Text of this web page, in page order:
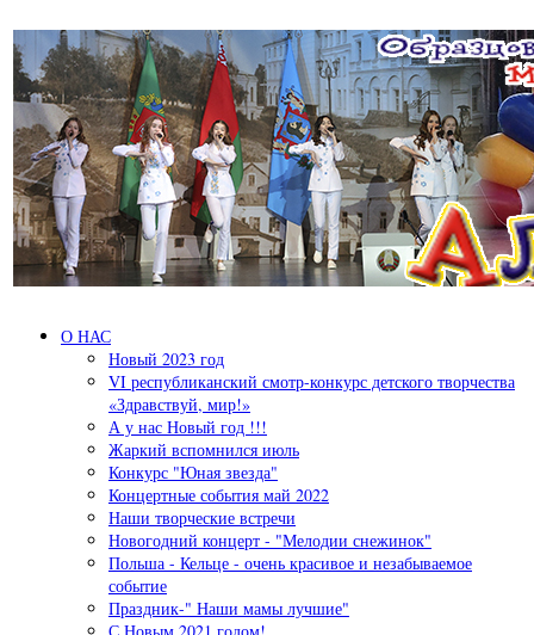
О НАС
Новый 2023 год
VI республиканский смотр-конкурс детского творчества
«Здравствуй, мир!»
А у нас Новый год !!!
Жаркий вспомнился июль
Конкурс "Юная звезда"
Концертные события май 2022
Наши творческие встречи
Новогодний концерт - "Мелодии снежинок"
Польша - Кельце - очень красивое и незабываемое
событие
Праздник-" Наши мамы лучшие"